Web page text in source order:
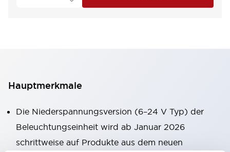
Hauptmerkmale
Die Niederspannungsversion (6–24 V Typ) der
Beleuchtungseinheit wird ab Januar 2026
schrittweise auf Produkte aus dem neuen